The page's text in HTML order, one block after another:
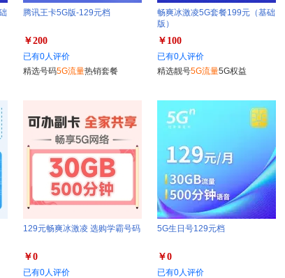
腾讯王卡5G版-129元档
￥200
已有0人评价
精选号码5G流量热销套餐
畅爽冰激凌5G套餐199元（基础
版）
￥100
已有0人评价
精选靓号5G流量5G权益
129元畅爽冰激凌 选购学霸号码
￥0
已有0人评价
5G生日号129元档
￥0
已有0人评价